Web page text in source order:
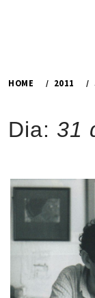
HOME 2011
Dia: 31